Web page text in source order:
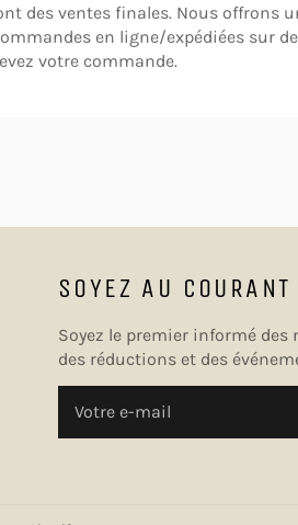
des ventes finales. Nous offrons
en ligne/expédiées sur
votre commande.
SOYEZ AU COURANT
Soyez le premier informé
des réductions et des